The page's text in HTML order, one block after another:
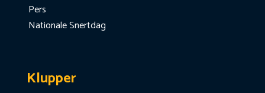
Pers
Nationale Snertdag
Klupper